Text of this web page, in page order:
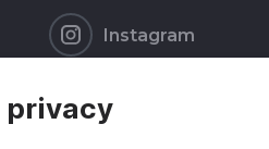
privacy
Instagram